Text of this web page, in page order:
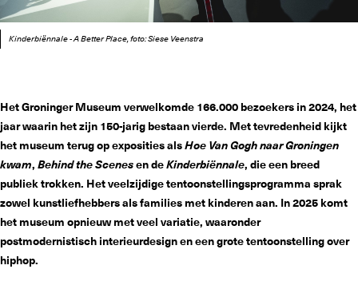
Kinderbiënnale - A Better Place, foto: Siese Veenstra
Het Groninger Museum verwelkomde 166.000 bezoekers in 2024, het
jaar waarin het zijn 150-jarig bestaan vierde. Met tevredenheid kijkt
het museum terug op exposities alsHoe Van Gogh naar Groningen
kwam, Behind the Scenesen deKinderbiënnale, die een breed
publiek trokken. Het veelzijdige tentoonstellingsprogramma sprak
zowel kunstliefhebbers als families met kinderen aan. In 2025 komt
het museum opnieuw met veel variatie, waaronder
postmodernistisch interieurdesign en een grote tentoonstelling over
hiphop.